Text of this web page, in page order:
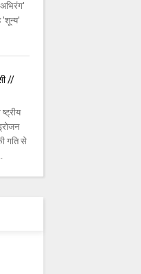
'शून्य'
//
गति से